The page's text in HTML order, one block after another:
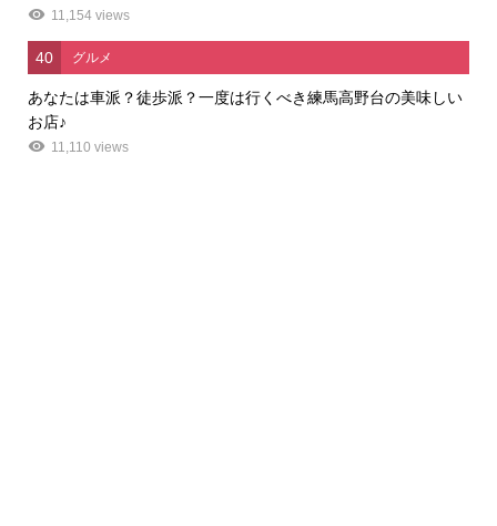
11,154 views
40 グルメ
あなたは車派？徒歩派？一度は行くべき練馬高野台の美味しい
お店♪
11,110 views